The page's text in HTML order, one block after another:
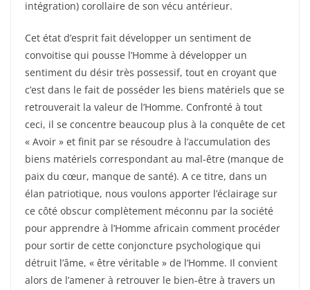
intégration) corollaire de son vécu antérieur.
Cet état d’esprit fait développer un sentiment de
convoitise qui pousse l’Homme à développer un
sentiment du désir très possessif, tout en croyant que
c’est dans le fait de posséder les biens matériels que se
retrouverait la valeur de l’Homme. Confronté à tout
ceci, il se concentre beaucoup plus à la conquête de cet
« Avoir » et finit par se résoudre à l’accumulation des
biens matériels correspondant au mal-être (manque de
paix du cœur, manque de santé). A ce titre, dans un
élan patriotique, nous voulons apporter l’éclairage sur
ce côté obscur complètement méconnu par la société
pour apprendre à l’Homme africain comment procéder
pour sortir de cette conjoncture psychologique qui
détruit l’âme, « être véritable » de l’Homme. Il convient
alors de l’amener à retrouver le bien-être à travers un